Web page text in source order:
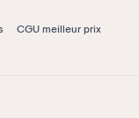
CGU meilleur prix